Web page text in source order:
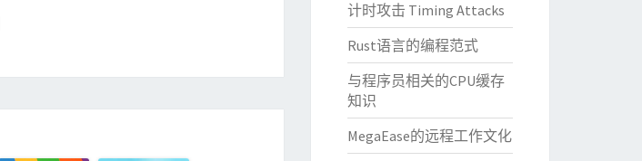
计时攻击 Timing Attacks
Rust语言的编程范式
与程序员相关的CPU缓存
知识
MegaEase的远程工作文化